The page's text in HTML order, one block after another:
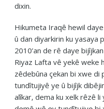
dixin.
Hikumeta Iraqê hewil
û dan diyarkirin ku yasaya
2010’an de rê daye
Riyaz Lafta vê yekê weke
zêdebûna çekan bi xwe di
tundîtujiyê ye û bijîjk
alîkar, dema ku xelk rêzê